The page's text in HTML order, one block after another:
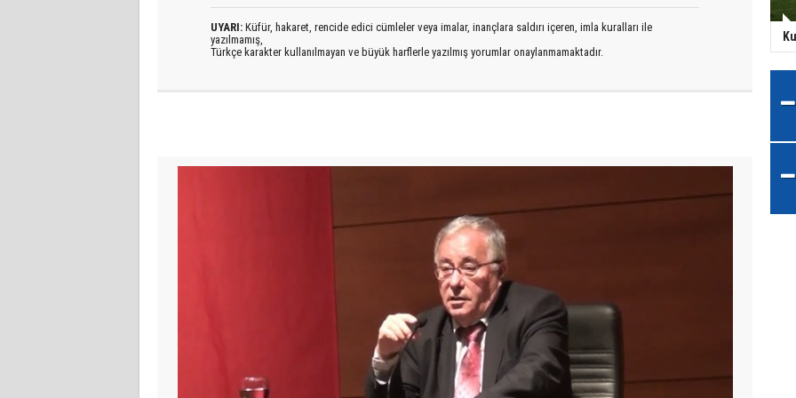
UYARI: Küfür, hakaret, rencide edici cümleler veya imalar, inançlara saldırı içeren, imla kuralları ile
yazılmamış,
Türkçe karakter kullanılmayan ve büyük harflerle yazılmış yorumlar onaylanmamaktadır.